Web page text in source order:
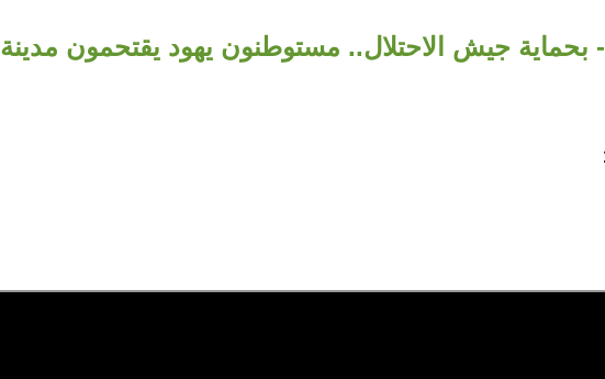
- بحماية جيش الاحتلال.. مستوطنون يهود يقتحمون مدينة